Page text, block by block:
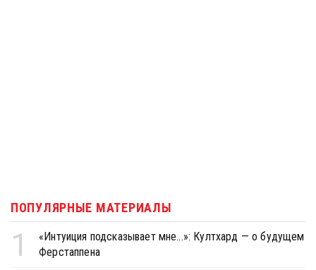
ПОПУЛЯРНЫЕ МАТЕРИАЛЫ
1
«Интуиция подсказывает мне...»: Култхард — о будущем
Ферстаппена